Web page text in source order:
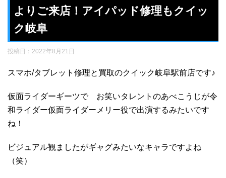
よりご来店！アイパッド修理もクイッ
ク岐阜
投稿日： 2022年8月21日
スマホ/タブレット修理と買取のクイック岐阜駅前店です♪
仮面ライダーギーツで お笑いタレントのあべこうじが令
和ライダー仮面ライダーメリー役で出演するみたいです
ね！
ビジュアル観ましたがギャグみたいなキャラですよね
（笑）